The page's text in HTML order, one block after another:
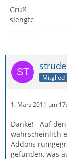
Gruß
slengfe
Mitglied
1. März 2011 um
Danke! - Auf
wahrscheinlich
Addons
gefunden, was